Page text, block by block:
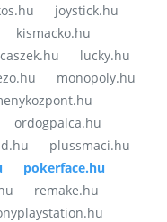
joystick.hu
kismacko.hu
lucky.hu
monopoly.hu
ordogpalca.hu
plussmaci.hu
pokerface.hu
remake.hu